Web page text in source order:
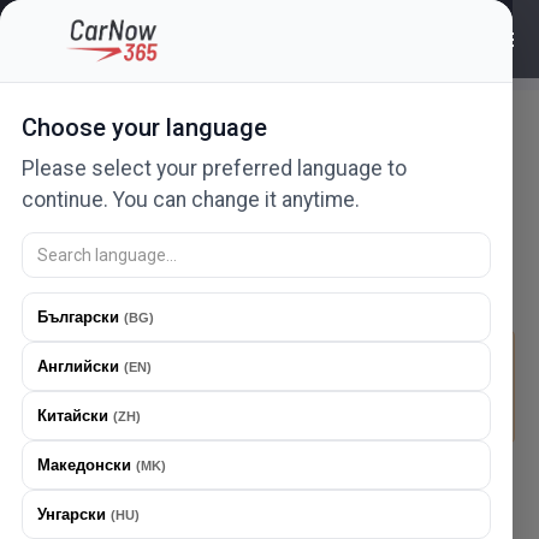
Choose your language
Please select your preferred language to
continue. You can change it anytime.
Български (BG)
Английски (EN)
Китайски (ZH)
Македонски (MK)
Унгарски (HU)
Плащайте според
използването
Безплатен период от 6 месеца
Плащайте според използването
Цените и безплатният период за реклама се прилагат
автоматично според правилата на франчайза в
страната на публикуване на обявата.
Внедрихме най-справедливия модел на фактуриране
- плащайте според използването. Този модел ви